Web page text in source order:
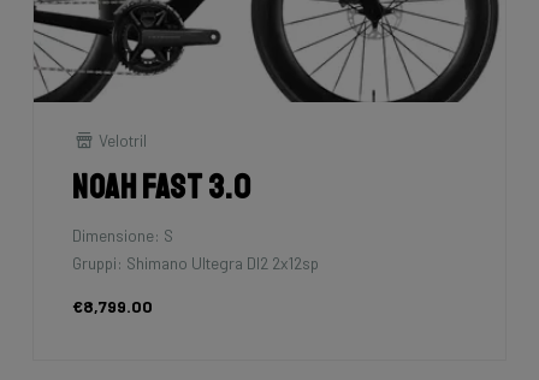
Velotril
Noah Fast 3.0
Dimensione: S
Gruppi: Shimano Ultegra DI2 2x12sp
€8,799.00